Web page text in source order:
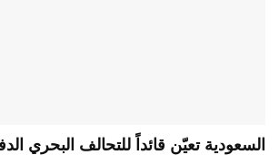
السعودية تعيّن قائداً للتحالف البحري